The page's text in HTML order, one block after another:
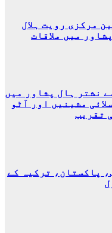
مرکزی رویت ہلال
میں ملاقات
نشتر ہال پشاور میں
مشینیں اور آٹو
تقریب
پاکستان، ترکیہ کے